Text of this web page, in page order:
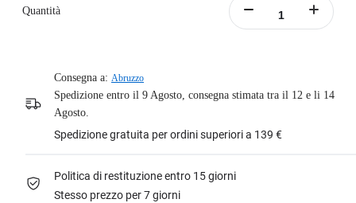
Quantità
Consegna a: Abruzzo
Spedizione entro il 9 Agosto, consegna stimata tra il 12 e li 14
Agosto.
Spedizione gratuita per ordini superiori a 139 €
Politica di restituzione entro 15 giorni
Stesso prezzo per 7 giorni